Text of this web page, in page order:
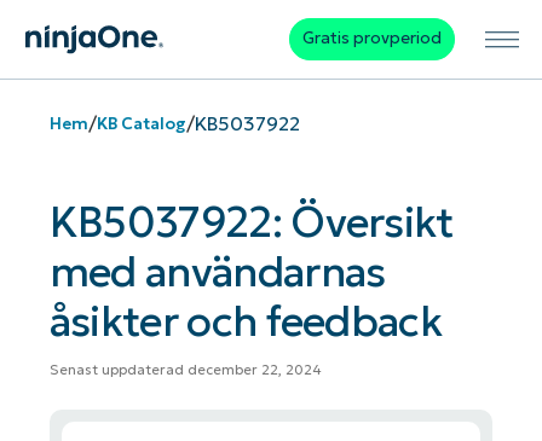
Gratis provperiod
Hem/KB Catalog/KB5037922
KB5037922: Översikt
med användarnas
åsikter och feedback
Senast uppdaterad december 22, 2024